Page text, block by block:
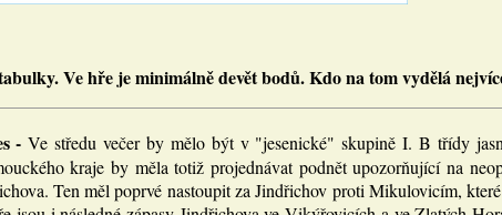
Ve hře je minimálně devět bodů. Kdo na tom vydělá
-Ve středu večer by mělo být v "jesenické" skupině I. B třídy
kraje by měla totiž projednávat podnět upozorňující na
Ten měl poprvé nastoupit za Jindřichov proti Mikulovicím,